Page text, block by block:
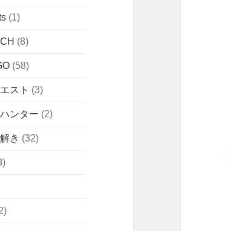
(1)
(8)
(58)
スト (3)
ンター (2)
き (32)